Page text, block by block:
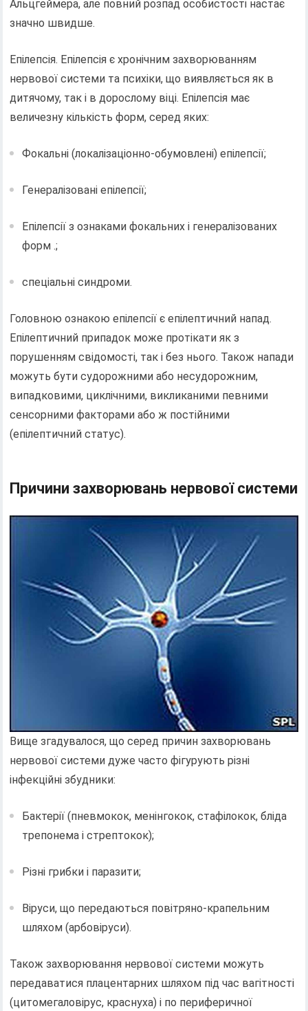
Альцгеймера, але повний розпад особистості настає
значно швидше.
Епілепсія. Епілепсія є хронічним захворюванням
нервової системи та психіки, що виявляється як в
дитячому, так і в дорослому віці. Епілепсія має
величезну кількість форм, серед яких:
Фокальні (локалізаціонно-обумовлені) епілепсії;
Генералізовані епілепсії;
Епілепсії з ознаками фокальних і генералізованих
форм .;
спеціальні синдроми.
Головною ознакою епілепсії є епілептичний напад.
Епілептичний припадок може протікати як з
порушенням свідомості, так і без нього. Також напади
можуть бути судорожними або несудорожним,
випадковими, циклічними, викликаними певними
сенсорними факторами або ж постійними
(епілептичний статус).
Причини захворювань нервової системи
Вище згадувалося, що серед причин захворювань
нервової системи дуже часто фігурують різні
інфекційні збудники:
Бактерії (пневмокок, менінгокок, стафілокок, бліда
трепонема і стрептокок);
Різні грибки і паразити;
Віруси, що передаються повітряно-крапельним
шляхом (арбовіруси).
Також захворювання нервової системи можуть
передаватися плацентарних шляхом під час вагітності
(цитомегаловірус, краснуха) і по периферичної